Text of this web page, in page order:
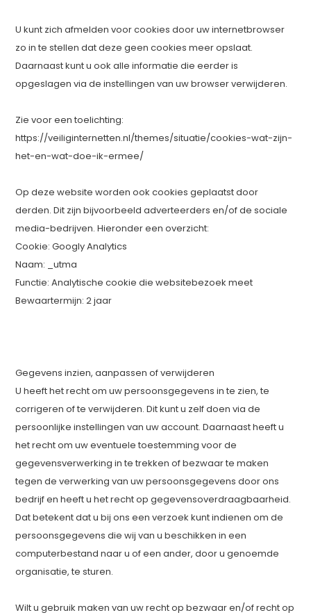
U kunt zich afmelden voor cookies door uw internetbrowser
zo in te stellen dat deze geen cookies meer opslaat.
Daarnaast kunt u ook alle informatie die eerder is
opgeslagen via de instellingen van uw browser verwijderen.
Zie voor een toelichting:
https://veiliginternetten.nl/themes/situatie/cookies-wat-zijn-
het-en-wat-doe-ik-ermee/
Op deze website worden ook cookies geplaatst door
derden. Dit zijn bijvoorbeeld adverteerders en/of de sociale
media-bedrijven. Hieronder een overzicht:
Cookie: Googly Analytics
Naam: _utma
Functie: Analytische cookie die websitebezoek meet
Bewaartermijn: 2 jaar
Gegevens inzien, aanpassen of verwijderen
U heeft het recht om uw persoonsgegevens in te zien, te
corrigeren of te verwijderen. Dit kunt u zelf doen via de
persoonlijke instellingen van uw account. Daarnaast heeft u
het recht om uw eventuele toestemming voor de
gegevensverwerking in te trekken of bezwaar te maken
tegen de verwerking van uw persoonsgegevens door ons
bedrijf en heeft u het recht op gegevensoverdraagbaarheid.
Dat betekent dat u bij ons een verzoek kunt indienen om de
persoonsgegevens die wij van u beschikken in een
computerbestand naar u of een ander, door u genoemde
organisatie, te sturen.
Wilt u gebruik maken van uw recht op bezwaar en/of recht op